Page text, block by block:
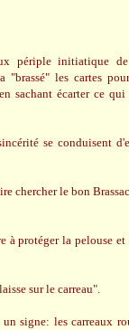
périple initiatique
les cartes
sachant écarter ce
se conduisent
chercher le bon
à protéger la pelouse
sur le carreau".
signe: les carreaux